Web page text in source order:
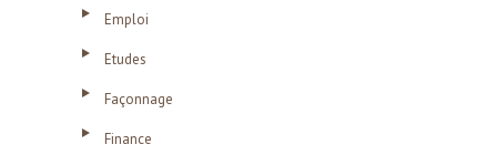
Emploi
Etudes
Façonnage
Finance